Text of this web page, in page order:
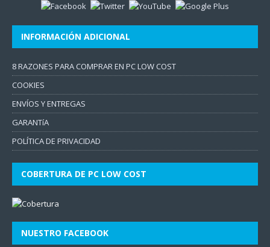
INFORMACIÓN ADICIONAL
8 RAZONES PARA COMPRAR EN PC LOW COST
COOKIES
ENVÍOS Y ENTREGAS
GARANTíA
POLÍTICA DE PRIVACIDAD
COBERTURA DE PC LOW COST
NUESTRO FACEBOOK